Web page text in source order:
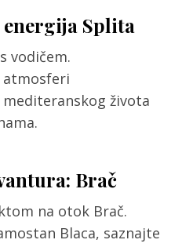
energija Splita
vodičem.
atmosferi
života
Brač
na otok Brač.
Blaca, saznajte